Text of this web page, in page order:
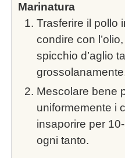
Marinatura
Trasferire il pollo
condire con
spicchio d’aglio
Mescolare bene
uniformemente i
insaporire per
ogni tanto.